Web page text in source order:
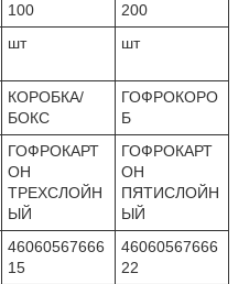
100
200
шт шт
КОРОБКА/
БОКС
ГОФРОКОРО
Б
ГОФРОКАРТ
ОН
ТРЕХСЛОЙН
ЫЙ
ГОФРОКАРТ
ОН
ПЯТИСЛОЙН
ЫЙ
46060567666
15
46060567666
22